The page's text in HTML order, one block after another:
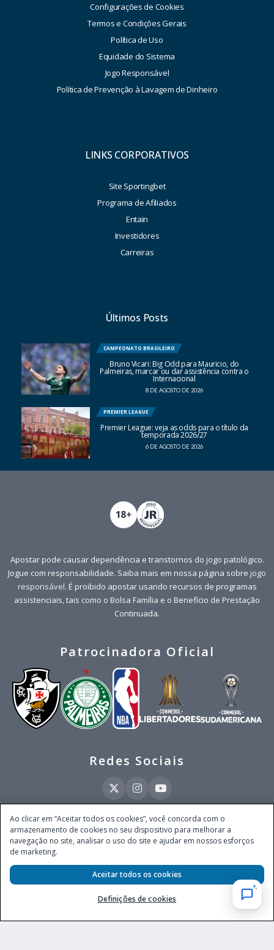
Configurações de Cookies
Termos e Condições Gerais
Política de Uso
Equidade do Sistema
Jogo Responsável
Política de Prevenção à Lavagem de Dinheiro
LINKS CORPORATIVOS
Site Sportingbet
Programa de Afiliados
Entain
Investidores
Carreiras
Últimos Posts
CAMPEONATO BRASILEIRO
Bruno Vicari: Big Odd para Mauricio, do
Palmeiras, marcar ou dar assistência contra o
Internacional
8 DE AGOSTO DE 2026
PREMIER LEAGUE
Premier League: veja as odds para o título da
temporada 2026/27
6 DE AGOSTO DE 2026
Apostar pode causar dependência e transtornos do jogo patológico.
Jogue com responsabilidade. Saiba mais em nossa página sobre jogo
responsável. É proibido apostar usando recursos de programas
assistenciais, tais como o Bolsa Família e o Benefício de Prestação
Continuada.
Patrocinadora Oficial
Redes Sociais
Este site é operado pela Ventmear Brasil LTDA (CNPJ 52.868.380/0001-84), com
endereço na Avenida Brigadeiro Faria Lima, nº 4.055, 3º andar, Itaim Bibi, no
Município de São Paulo, Estado de São Paulo, CEP 04538-133, Brasil - empresa
Secretaria de Prêmios e Apostas do Ministério da Fazenda, conforme Portaria nº
247, de 07.02.2025, publicada no DOU em 11.2.2025.
Ao clicar em “Aceitar todos os cookies”, você concorda com o
armazenamento de cookies no seu dispositivo para melhorar a
navegação no site, analisar o uso do site e ajudar em nossos esforços
de marketing.
Definições de cookies
Aceitar todos os cookies